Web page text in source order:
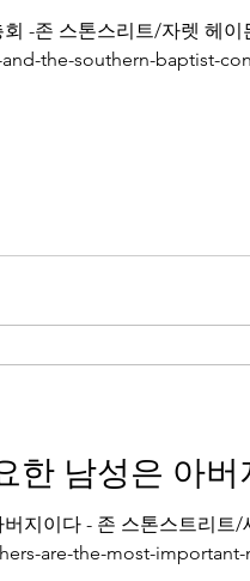
-존 스톤스리트/자렛 헤이
the-southern-baptist-
한 남성은 아버
지이다 - 존 스톤스트리트
are-the-most-important-